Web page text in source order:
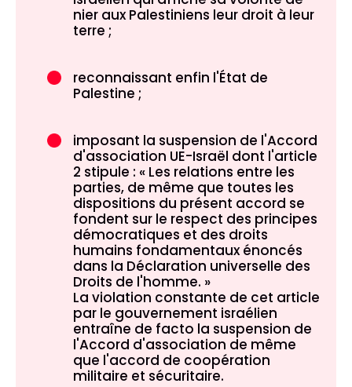
nier aux Palestiniens leur droit à leur
terre ;
reconnaissant enfin l'État de
Palestine ;
imposant la suspension de l'Accord
d'association UE-Israël dont l'article
2 stipule : « Les relations entre les
parties, de même que toutes les
dispositions du présent accord se
fondent sur le respect des principes
démocratiques et des droits
humains fondamentaux énoncés
dans la Déclaration universelle des
Droits de l'homme. »
La violation constante de cet article
par le gouvernement israélien
entraîne de facto la suspension de
l'Accord d'association de même
que l'accord de coopération
militaire et sécuritaire.